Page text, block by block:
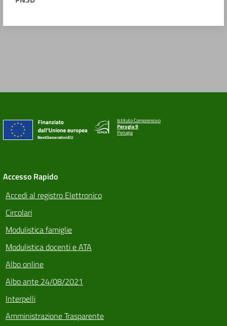
Istituto Comprensivo
Perugia 9
Perugia
Accesso Rapido
Accedi al registro Elettronico
Circolari
Modulistica famiglie
Modulistica docenti e ATA
Albo online
Albo ante 24/08/2021
Interpelli
Amministrazione Trasparente